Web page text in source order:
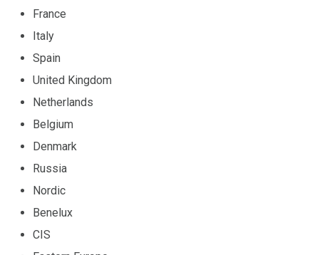
France
Italy
Spain
United Kingdom
Netherlands
Belgium
Denmark
Russia
Nordic
Benelux
CIS